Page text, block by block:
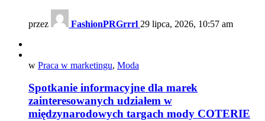
przez FashionPRGrrrl 29 lipca, 2026, 10:57 am
w Praca w marketingu, Moda
Spotkanie informacyjne dla marek
zainteresowanych udziałem w
międzynarodowych targach mody COTERIE